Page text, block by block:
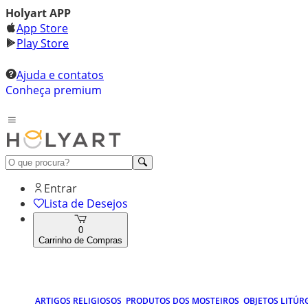
Holyart APP
App Store
Play Store
Ajuda e contatos
Conheça premium
Entrar
Lista de Desejos
0
Carrinho de Compras
ARTIGOS RELIGIOSOS PRODUTOS DOS MOSTEIROS OBJETOS